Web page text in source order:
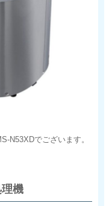
N53XDでございます。
機